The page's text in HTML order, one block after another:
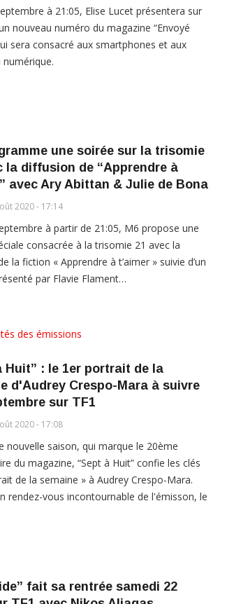
à 21:05, Elise Lucet présentera sur
nouveau numéro du magazine “Envoyé
sera consacré aux smartphones et aux
une soirée sur la trisomie
la diffusion de “Apprendre à
avec Ary Abittan & Julie de Bona
2020 - 17:14
à partir de 21:05, M6 propose une
consacrée à la trisomie 21 avec la
la fiction « Apprendre à t’aimer » suivie d’un
par Flavie Flament…
des émissions
Huit” : le 1er portrait de la
d'Audrey Crespo-Mara à suivre
sur TF1
2020 - 17:08
nouvelle saison, qui marque le 20ème
du magazine, “Sept à Huit” confie les clés
de la semaine » à Audrey Crespo-Mara.
rendez-vous incontournable de l'émisson, le
fait sa rentrée samedi 22